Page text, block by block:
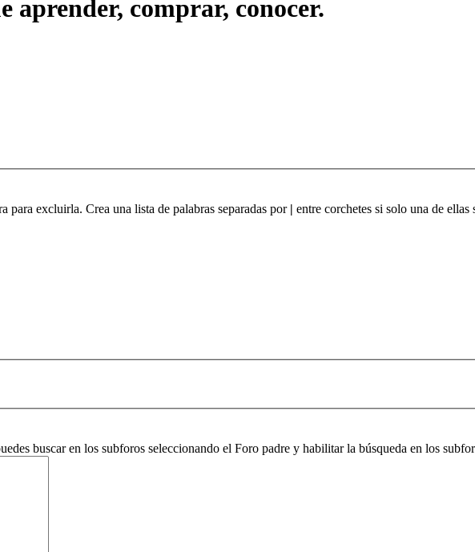
aprender, comprar, conocer.
para excluirla. Crea una lista de palabras separadas por | entre corchetes si solo una de ellas
buscar en los subforos seleccionando el Foro padre y habilitar la búsqueda en los